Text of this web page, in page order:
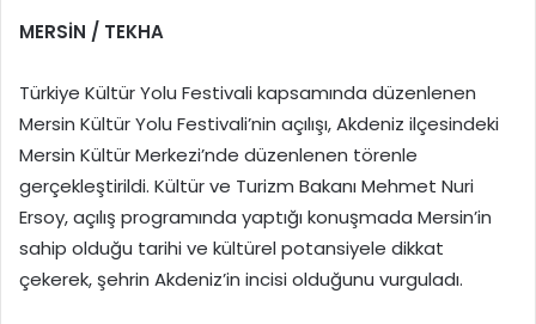
MERSİN / TEKHA
Türkiye Kültür Yolu Festivali kapsamında düzenlenen
Mersin Kültür Yolu Festivali’nin açılışı, Akdeniz ilçesindeki
Mersin Kültür Merkezi’nde düzenlenen törenle
gerçekleştirildi. Kültür ve Turizm Bakanı Mehmet Nuri
Ersoy, açılış programında yaptığı konuşmada Mersin’in
sahip olduğu tarihi ve kültürel potansiyele dikkat
çekerek, şehrin Akdeniz’in incisi olduğunu vurguladı.